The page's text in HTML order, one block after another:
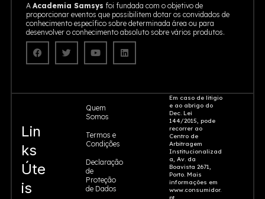
A Academia Samsys foi fundada com o objetivo de
proporcionar eventos que possibilitem dotar os convidados de
conhecimento específico sobre determinada área ou para
desenvolver o conhecimento absoluto sobre vários produtos.
Lin
ks
Úte
is
Quem
Somos
Termos e
Condições
Declaração
de
Proteção
de Dados
Em caso de litigio
e ao abrigo do
Dec. Lei
144/2015, pode
recorrer ao
Centro de
Arbitragem
Institucionalizad
a, Av. da
Boavista 2671,
Porto. Mais
informações em
www.consumidor.
pt